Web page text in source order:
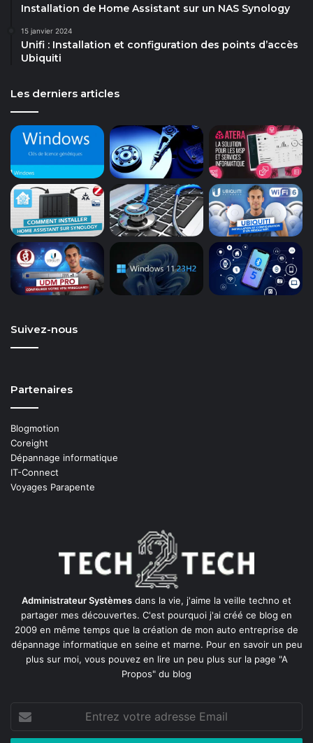
Installation de Home Assistant sur un NAS Synology
15 janvier 2024
Unifi : Installation et configuration des points d’accès
Ubiquiti
Les derniers articles
Suivez-nous
Partenaires
Blogmotion
Coreight
Dépannage informatique
IT-Connect
Voyages Parapente
Administrateur Systèmes dans la vie, j'aime la veille techno et
partager mes découvertes. C'est pourquoi j'ai créé ce blog en
2009 en même temps que la création de mon auto entreprise de
dépannage informatique en seine et marne. Pour en savoir un peu
plus sur moi, vous pouvez en lire un peu plus sur la page "A
Propos" du blog
votre
adresse